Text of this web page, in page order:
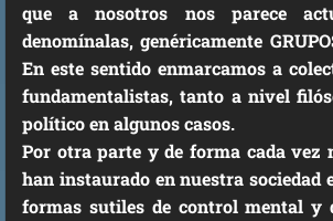
que a nosotros nos parece
denomínalas, genéricamente
En este sentido enmarcamos a
fundamentalistas, tanto a nivel
político en algunos casos.
Por otra parte y de forma cada vez
han instaurado en nuestra sociedad
formas sutiles de control mental y